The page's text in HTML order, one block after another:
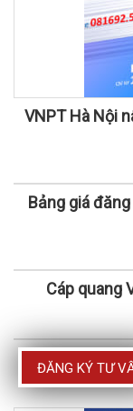
VNPT Hà Nội
Bảng giá
Cáp quang
Lắp
ĐĂNG KÝ TƯ